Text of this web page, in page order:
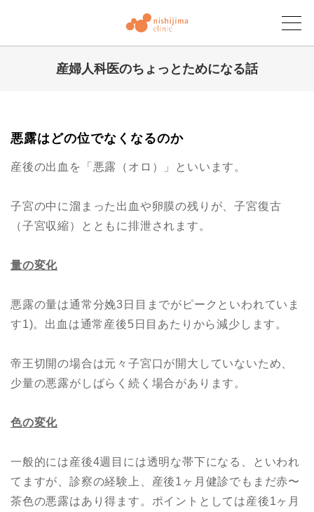
産婦人科医のちょっとためになる話
悪露はどの位でなくなるのか
産後の出血を「悪露（オロ）」といいます。
子宮の中に溜まった出血や卵膜の残りが、子宮復古
（子宮収縮）とともに排泄されます。
量の変化
悪露の量は通常分娩3日目までがピークといわれていま
す1)。出血は通常産後5日目あたりから減少します。
帝王切開の場合は元々子宮口が開大していないため、
少量の悪露がしばらく続く場合があります。
色の変化
一般的には産後4週目には透明な帯下になる、といわれ
てますが、診察の経験上、産後1ヶ月健診でもまだ赤〜
茶色の悪露はあり得ます。ポイントとしては産後1ヶ月